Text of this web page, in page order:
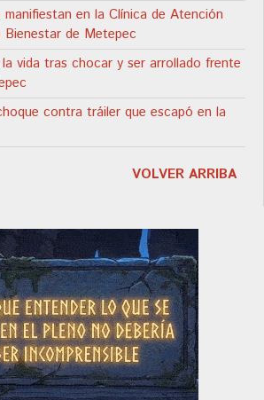
en la Clínica de Atención
de Metepec
vida tras chocar y ser arrollado frente
contra tráiler que escapó en la
VOLVER ARRIBA